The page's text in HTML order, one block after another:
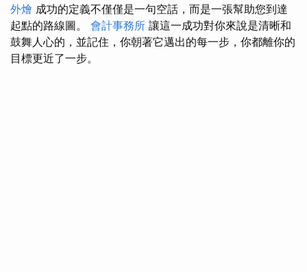
外燴 成功的定義不僅僅是一句空話，而是一張幫助您到達
起點的路線圖。 會計事務所 讓這一成功對你來說是清晰和
鼓舞人心的，並記住，你朝著它邁出的每一步，你都離你的
目標更近了一步。